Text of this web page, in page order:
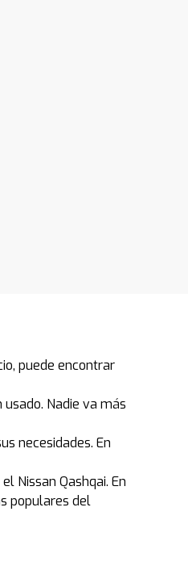
puede encontrar
Nadie va más
necesidades. En
Nissan Qashqai. En
populares del